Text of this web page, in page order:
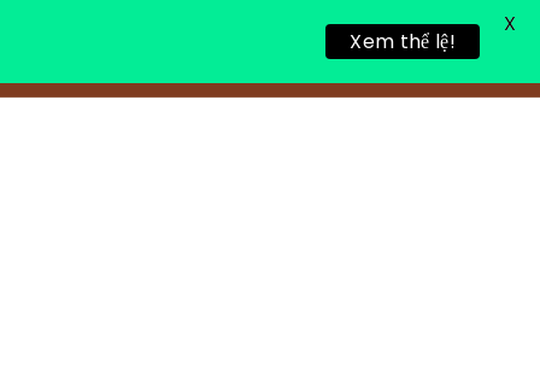
LIÊN HỆXem thể lệ!
X